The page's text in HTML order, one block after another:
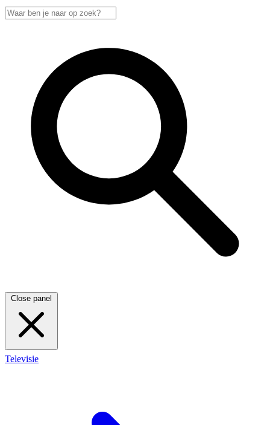
Close panel
Televisie